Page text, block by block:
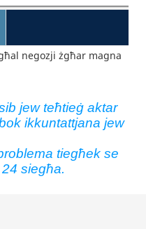
jew teħtieġ aktar
ikkuntattjana jew
tiegħek se
siegħa.